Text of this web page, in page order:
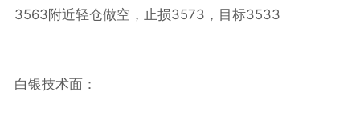
3563 附近轻仓做空，止损3573 ，目标3533
白银技术面：